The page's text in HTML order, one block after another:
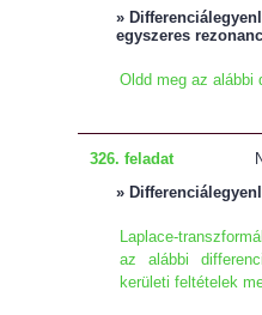
»
egyszeres
Oldd meg az alábbi
326. feladat
»
Laplace-
az alábbi
kerületi feltételek